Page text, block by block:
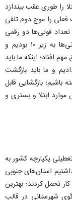
را طوری عقب بیندازد
را موج دوم تلقی
فوتی‌‌ها دو رقمی
شده بود در حال برنامه‌‌ریزی برای رساندن تعداد فوتی‌‌ها به زیر ۱۰ بودیم و
افتاد؛ اینکه ما باید
و ما باید بازگشت
باشیم؛ بازگشایی قابل
ابتلا و بستری و
یکپارچه کشور به
استان‌‌های جنوبی
تحمل کردند؛ بهترین
شهرستانی در قالب